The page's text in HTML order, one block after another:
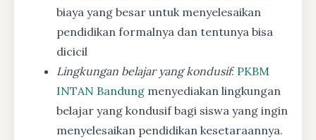
biaya yang besar untuk menyelesaikan
pendidikan formalnya dan tentunya bisa
dicicil
Lingkungan belajar yang kondusif: PKBM
INTAN Bandung menyediakan lingkungan
belajar yang kondusif bagi siswa yang ingin
menyelesaikan pendidikan kesetaraannya.